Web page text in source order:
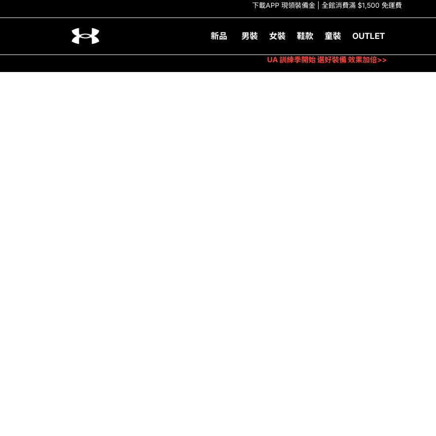
下載APP 現領裝備金 | 全館消費滿 $1,500 免運費
新品 男裝 女裝 鞋款 童裝 OUTLET
UA 訓練季開始 選好裝備 效果加倍>>